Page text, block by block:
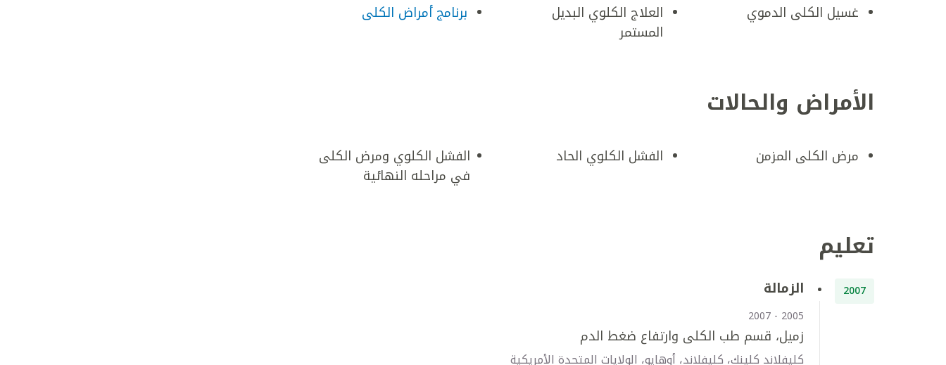
غسيل الكلى الدموي
العلاج الكلوي البديل
المستمر
برنامج أمراض الكلى
الأمراض والحالات
مرض الكلى المزمن الفشل الكلوي الحاد
الفشل الكلوي ومرض الكلى
في مراحله النهائية
تعليم
2007 الزمالة
2005 - 2007
زميل، قسم طب الكلى وارتفاع ضغط الدم
كليفلاند كلينك، كليفلاند، أوهايو، الولايات المتحدة الأمريكية